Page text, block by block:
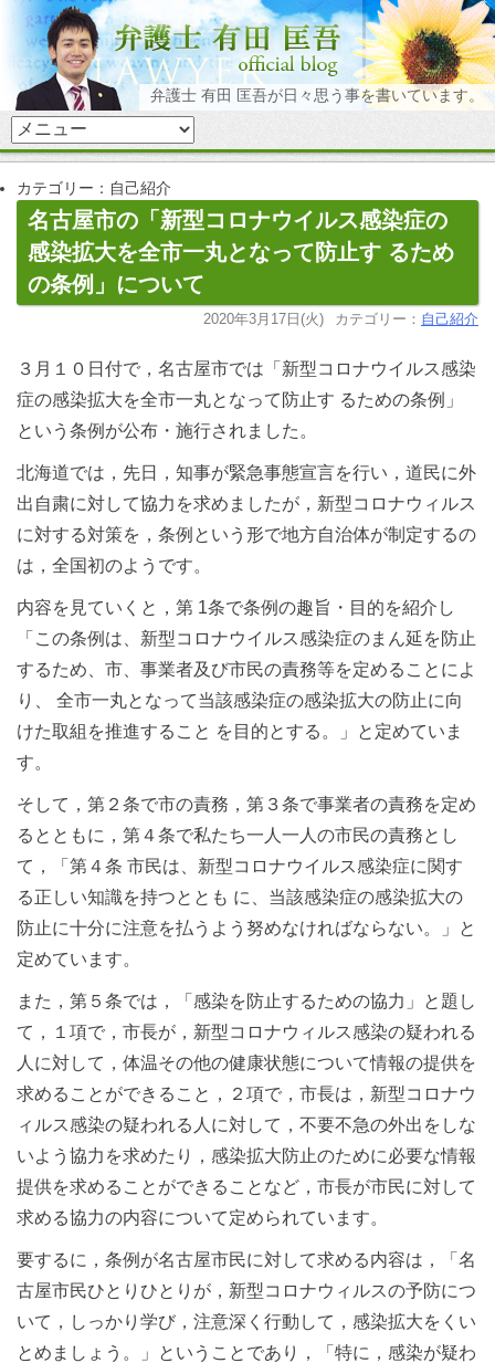
弁護士 有田 匡吾が日々思う事を書いています。
カテゴリー：自己紹介
名古屋市の「新型コロナウイルス感染症の
感染拡大を全市一丸となって防止す るため
の条例」について
2020年3月17日(火) カテゴリー： 自己紹介
３月１０日付で，名古屋市では「新型コロナウイルス感染
症の感染拡大を全市一丸となって防止す るための条例」
という条例が公布・施行されました。
北海道では，先日，知事が緊急事態宣言を行い，道民に外
出自粛に対して協力を求めましたが，新型コロナウィルス
に対する対策を，条例という形で地方自治体が制定するの
は，全国初のようです。
内容を見ていくと，第 1条で条例の趣旨・目的を紹介し
「この条例は、新型コロナウイルス感染症のまん延を防止
するため、市、事業者及び市民の責務等を定めることによ
り、 全市一丸となって当該感染症の感染拡大の防止に向
けた取組を推進すること を目的とする。」と定めていま
す。
そして，第２条で市の責務，第３条で事業者の責務を定め
るとともに，第４条で私たち一人一人の市民の責務とし
て，「第４条 市民は、新型コロナウイルス感染症に関す
る正しい知識を持つととも に、当該感染症の感染拡大の
防止に十分に注意を払うよう努めなければならない。」と
定めています。
また，第５条では，「感染を防止するための協力」と題し
て，１項で，市長が，新型コロナウィルス感染の疑われる
人に対して，体温その他の健康状態について情報の提供を
求めることができること，２項で，市長は，新型コロナウ
ィルス感染の疑われる人に対して，不要不急の外出をしな
いよう協力を求めたり，感染拡大防止のために必要な情報
提供を求めることができることなど，市長が市民に対して
求める協力の内容について定められています。
要するに，条例が名古屋市民に対して求める内容は，「名
古屋市民ひとりひとりが，新型コロナウィルスの予防につ
いて，しっかり学び，注意深く行動して，感染拡大をくい
とめましょう。」ということであり，「特に，感染が疑わ